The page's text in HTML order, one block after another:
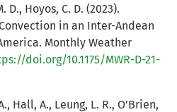
D., Hoyos, C. D. (2023).
in an Inter-Andean
Monthly Weather
doi.org/10.1175/MWR-D-21-
Hall, A., Leung, L. R., O’Brien,